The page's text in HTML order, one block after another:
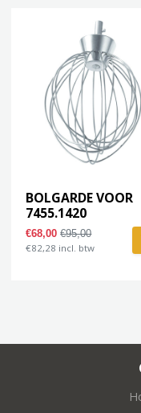
BOLGARDE VOOR
7455.1420
€68,00€95,00
€82,28 incl. btw